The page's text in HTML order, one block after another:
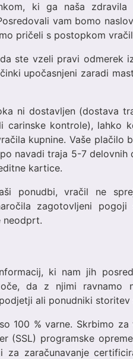
ki ga naša zdravila
vam bomo
pričeli s postopkom
ste vzeli pravi odmerek
upočasnjeni zaradi
ni dostavljen (dostava
carinske kontrole), lahko
kupnine. Vaše plačilo
navadi traja 5-7 delovnih
kartice.
ponudbi, vračil ne
zagotovljeni pogoji
neodprt.
ki nam jih
da z njimi ravnamo
ali ponudniki storitev
100 % varne. Skrbimo
(SSL) programske
za zaračunavanje